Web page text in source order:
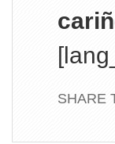
SHARE